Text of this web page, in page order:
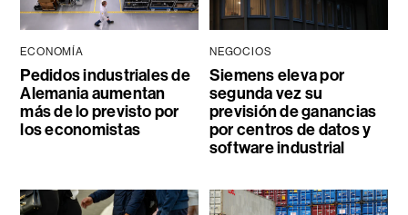
ECONOMÍA
Pedidos industriales de
Alemania aumentan
más de lo previsto por
los economistas
NEGOCIOS
Siemens eleva por
segunda vez su
previsión de ganancias
por centros de datos y
software industrial